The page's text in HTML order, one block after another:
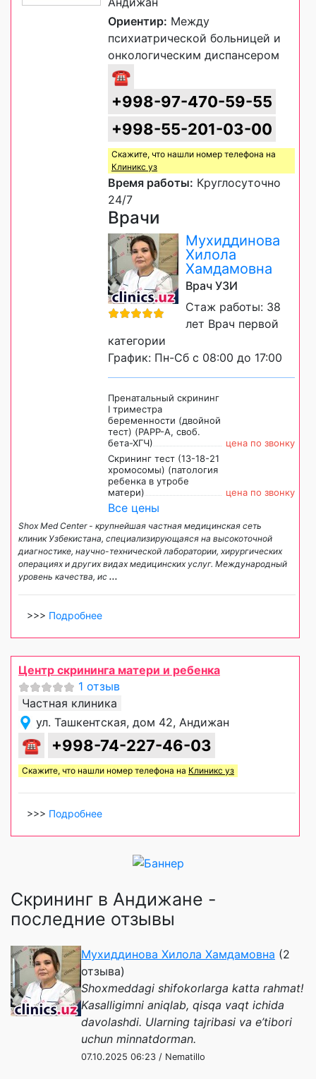
Ориентир: Между
психиатрической больницей и
онкологическим диспансером
☎
+998-97-470-59-55
+998-55-201-03-00
Скажите, что нашли номер телефона на
Клиникс уз
Время работы: Круглосуточно
24/7
Врачи
Мухиддинова
Хилола
Хамдамовна
Врач УЗИ
Стаж работы: 38
лет Врач первой
категории
График: Пн-Сб с 08:00 до 17:00
Пренатальный скрининг
I триместра
беременности (двойной
тест) (PAPP-A, своб.
бета-ХГЧ)
цена по звонку
Скрининг тест (13-18-21
хромосомы) (патология
ребенка в утробе
матери)
цена по звонку
Все цены
Shox Med Center - крупнейшая частная медицинская сеть
клиник Узбекистана, специализирующаяся на высокоточной
диагностике, научно-технической лаборатории, хирургических
операциях и других видах медицинских услуг. Международный
уровень качества, ис ...
>>> Подробнее
Центр скрининга матери и ребенка
1 отзыв
Частная клиника
ул. Ташкентская, дом 42, Андижан
☎ +998-74-227-46-03
Скажите, что нашли номер телефона на Клиникс уз
>>> Подробнее
Скрининг в Андижане -
последние отзывы
Мухиддинова Хилола Хамдамовна (2
отзыва)
Shoxmeddagi shifokorlarga katta rahmat!
Kasalligimni aniqlab, qisqa vaqt ichida
davolashdi. Ularning tajribasi va e’tibori
uchun minnatdorman.
07.10.2025 06:23 / Nematillo